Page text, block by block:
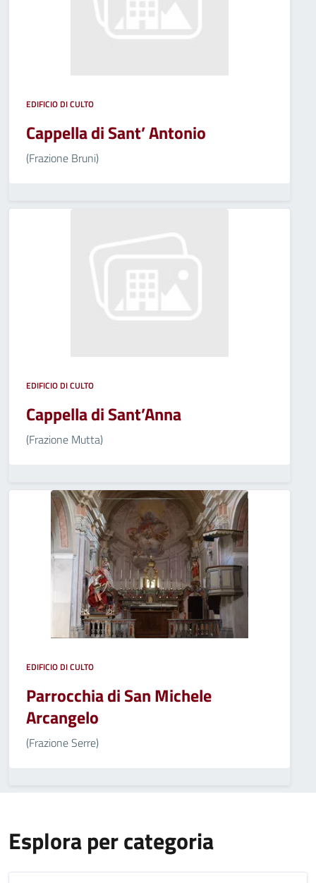
EDIFICIO DI CULTO
Cappella di Sant’ Antonio
(Frazione Bruni)
EDIFICIO DI CULTO
Cappella di Sant’Anna
(Frazione Mutta)
EDIFICIO DI CULTO
Parrocchia di San Michele
Arcangelo
(Frazione Serre)
Esplora per categoria